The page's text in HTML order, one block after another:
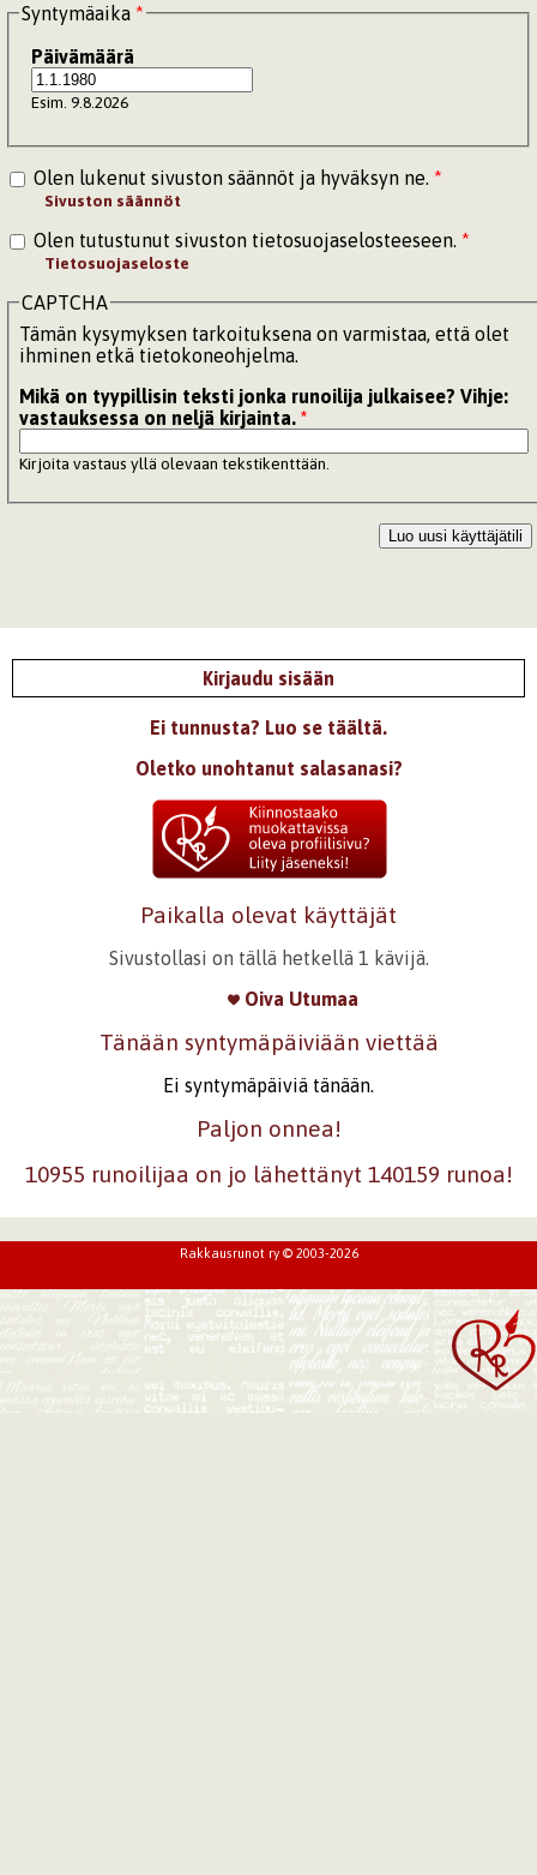
Syntymäaika *
Päivämäärä
Esim. 9.8.2026
Olen lukenut sivuston säännöt ja hyväksyn ne. *
Sivuston säännöt
Olen tutustunut sivuston tietosuojaselosteeseen. *
Tietosuojaseloste
CAPTCHA
Tämän kysymyksen tarkoituksena on varmistaa, että olet
ihminen etkä tietokoneohjelma.
Mikä on tyypillisin teksti jonka runoilija julkaisee? Vihje:
vastauksessa on neljä kirjainta.*
Kirjoita vastaus yllä olevaan tekstikenttään.
Kirjaudu sisään
Ei tunnusta? Luo se täältä.
Oletko unohtanut salasanasi?
Paikalla olevat käyttäjät
Sivustollasi on tällä hetkellä 1 kävijä.
Oiva Utumaa
Tänään syntymäpäiviään viettää
Ei syntymäpäiviä tänään.
Paljon onnea!
10955 runoilijaa on jo lähettänyt 140159 runoa!
Rakkausrunot ry © 2003-2026